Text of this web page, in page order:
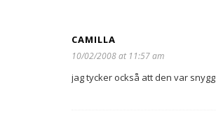
CAMILLA
10/02/2008 at 11:57 am
jag tycker också att den var snygg